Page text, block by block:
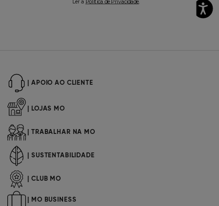
| APOIO AO CLIENTE
| LOJAS MO
| TRABALHAR NA MO
| SUSTENTABILIDADE
| CLUB MO
| MO BUSINESS